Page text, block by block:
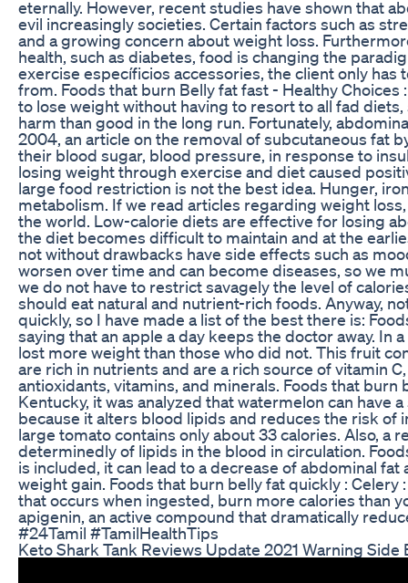
eternally. However, recent studies have shown that
evil increasingly societies. Certain factors such as
and a growing concern about weight loss.
health, such as diabetes, food is changing the
exercise específicios accessories, the client only
from. Foods that burn Belly fat fast - Healthy
to lose weight without having to resort to all fad
harm than good in the long run. Fortunately,
2004, an article on the removal of subcutaneous fat
their blood sugar, blood pressure, in response to
losing weight through exercise and diet caused
large food restriction is not the best idea. Hunger,
metabolism. If we read articles regarding weight
the world. Low-calorie diets are effective for losing
the diet becomes difficult to maintain and at the
not without drawbacks have side effects such as
worsen over time and can become diseases, so we
we do not have to restrict savagely the level of
should eat natural and nutrient-rich foods. Anyway,
quickly, so I have made a list of the best there is:
saying that an apple a day keeps the doctor away. In
lost more weight than those who did not. This fruit
are rich in nutrients and are a rich source of vitamin
antioxidants, vitamins, and minerals. Foods that
Kentucky, it was analyzed that watermelon can
because it alters blood lipids and reduces the risk of
large tomato contains only about 33 calories. Also,
determinedly of lipids in the blood in circulation.
is included, it can lead to a decrease of abdominal
weight gain. Foods that burn belly fat quickly :
that occurs when ingested, burn more calories than
apigenin, an active compound that dramatically
#24Tamil #TamilHealthTips
Keto Shark Tank Reviews Update 2021 Warning Side